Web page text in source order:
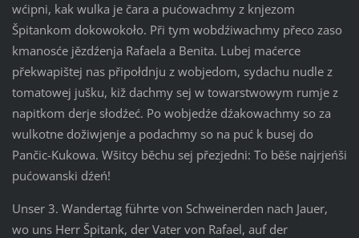
wćipni, kak wulka je čara a pućowachmy z knjezom
Špitankom dokowokoło. Při tym wobdźiwachmy přeco zaso
kmanosće jězdźenja Rafaela a Benita. Lubej maćerce
překwapištej nas připołdnju z wobjedom, sydachu nudle z
tomatowej jušku, kiž dachmy sej w towarstwowym rumje z
napitkom derje słodźeć. Po wobjedźe dźakowachmy so za
wulkotne dožiwjenje a podachmy so na puć k busej do
Pančic-Kukowa. Wšitcy běchu sej přezjedni: To běše najrjeńši
pućowanski dźeń!
Unser 3. Wandertag führte von Schweinerden nach Jauer,
wo uns Herr Špitank, der Vater von Rafael, auf der